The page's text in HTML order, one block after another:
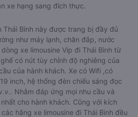
xe hạng sang đích thực.
Thái Bình này được trang bị đầy đủ
như máy lạnh, chăn đắp, nước
xe limousine Vip đi Thái Bình từ
có nút tùy chỉnh độ nghiêng của
của hành khách. Xe có Wifi ,có
inch, hệ thống đèn chiếu sáng đọc
Nhằm đáp ứng mọi nhu cầu và
cho hành khách. Cũng với kích
hãng xe limousine đi Thái Bình đều